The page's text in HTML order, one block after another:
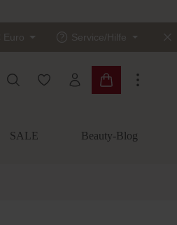
Euro Service/Hilfe
Du hast 0 Produkte auf
Warenkorb
SALE Beauty-Blog